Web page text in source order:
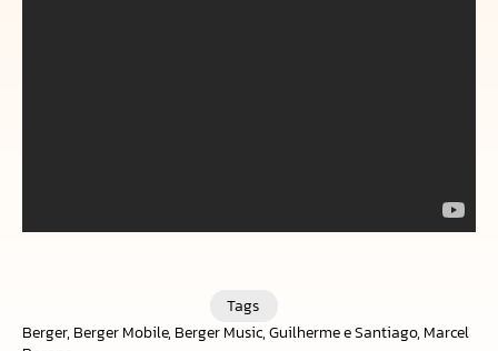
Tags
Berger, Berger Mobile, Berger Music,Guilherme e Santiago, Marcel